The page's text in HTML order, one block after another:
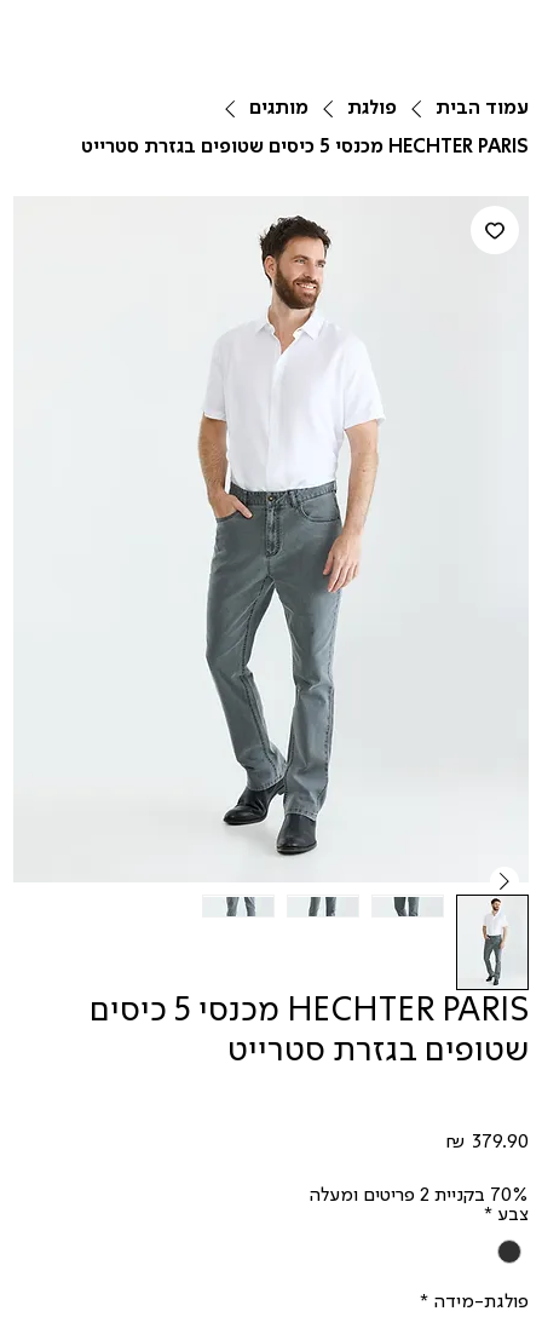
עמוד הבית פולגת
מותגים
HECHTER PARIS מכנסי 5 כיסים שטופים בגזרת סטרייט
HECHTER PARIS מכנסי 5 כיסים
שטופים בגזרת סטרייט
70% בקניית 2 פריטים ומעלה
צבע *
פולגת-מידה *